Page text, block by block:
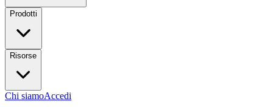
Prodotti
Risorse
Chi siamoAccedi